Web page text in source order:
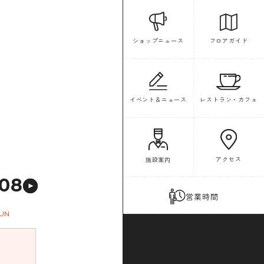
ショップニュース フロアガイド
イベント＆ニュース レストラン・カフェ
施設案内 アクセス
営業時間